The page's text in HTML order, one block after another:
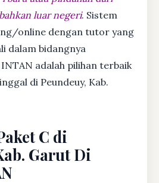
luar negeri. Sistem
online dengan tutor yang
dalam bidangnya
adalah pilihan terbaik
di Peundeuy, Kab.
C di
Garut Di